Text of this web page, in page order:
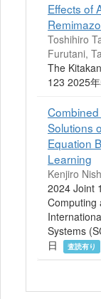
Effects of
Toshihiro
Furutani,
The
123 2025
Solutions
Equation
Learning
Kenjiro
2024 Joint
Computing
Systems
日
査読有り